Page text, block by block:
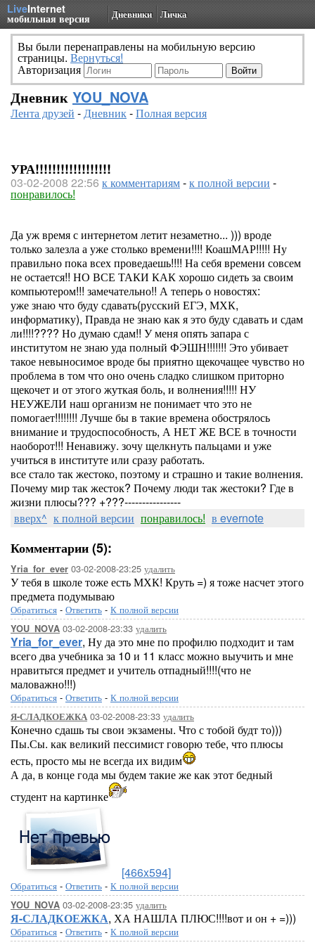
LiveInternet
мобильная версия Дневники Личка
Вы были перенаправлены на мобильную версию
страницы. Вернуться!
Авторизация
Дневник YOU_NOVA
Лента друзей -Дневник-Полная версия
УРА!!!!!!!!!!!!!!!!!!
03-02-2008 22:56 к комментариям-к полной версии -
понравилось!
Да уж время с интернетом летит незаметно... ))) вроде
только залезла а уже столько времени!!!! КоашМАР!!!!! Ну
правильно пока всех проведаешь!!!! На себя времени совсем
не остается!! НО ВСЕ ТАКИ КАК хорошо сидеть за своим
компьютером!!! замечательно!! А теперь о новостях:
уже знаю что буду сдавать(русский ЕГЭ, МХК,
информатику), Правда не знаю как я это буду сдавать и сдам
ли!!!!???? Но думаю сдам!! У меня опять запара с
институтом не знаю уда полный ФЭШН!!!!!!! Это убивает
такое невыносимое вроде бы приятно щекочащее чувство но
проблема в том что оно очень сладко слишком приторно
щекочет и от этого жуткая боль, и волнения!!!!! НУ
НЕУЖЕЛИ наш организм не понимает что это не
помогает!!!!!!!! Лучше бы в такие времена обострялось
внимание и трудоспособность, А НЕТ ЖЕ ВСЕ в точности
наоборот!!! Ненавижу. зочу щелкнуть пальцами и уже
учиться в институте или сразу работать.
все стало так жестоко, поэтому и страшно и такие волнения.
Почему мир так жесток? Почему люди так жестоки? Где в
жизни плюсы??? +???----------------
вверх^ к полной версии понравилось! в evernote
Комментарии (5):
Yria_for_ever 03-02-2008-23:25 удалить
У тебя в школе тоже есть МХК! Круть =) я тоже насчет этого
предмета подумываю
Обратиться - Ответить - К полной версии
YOU_NOVA 03-02-2008-23:33 удалить
Yria_for_ever, Ну да это мне по профилю подходит и там
всего два учебника за 10 и 11 класс можно выучить и мне
нравитьтся предмет и учитель отпадный!!!!(что не
маловажно!!!)
Обратиться - Ответить - К полной версии
Я-СЛАДКОЕЖКА 03-02-2008-23:33 удалить
Конечно сдашь ты свои экзамены. Что с тобой будт то)))
Пы.Сы. как великий пессимист говорю тебе, что плюсы
есть, просто мы не всегда их видим
А да, в конце года мы будем такие же как этот бедный
студент на картинке
[466x594]
Обратиться - Ответить - К полной версии
YOU_NOVA 03-02-2008-23:35 удалить
Я-СЛАДКОЕЖКА, ХА НАШЛА ПЛЮС!!!!вот и он + =)))
Обратиться - Ответить - К полной версии